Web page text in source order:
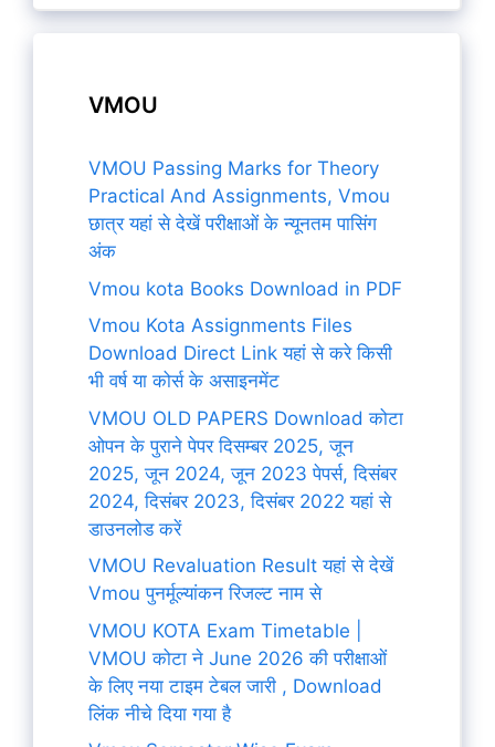
VMOU
VMOU Passing Marks for Theory
Practical And Assignments, Vmou
छात्र यहां से देखें परीक्षाओं के न्यूनतम पासिंग
अंक
Vmou kota Books Download in PDF
Vmou Kota Assignments Files
Download Direct Link यहां से करे किसी
भी वर्ष या कोर्स के असाइनमेंट
VMOU OLD PAPERS Download कोटा
ओपन के पुराने पेपर दिसम्बर 2025, जून
2025, जून 2024, जून 2023 पेपर्स, दिसंबर
2024, दिसंबर 2023, दिसंबर 2022 यहां से
डाउनलोड करें
VMOU Revaluation Result यहां से देखें
Vmou पुनर्मूल्यांकन रिजल्ट नाम से
VMOU KOTA Exam Timetable |
VMOU कोटा ने June 2026 की परीक्षाओं
के लिए नया टाइम टेबल जारी , Download
लिंक नीचे दिया गया है